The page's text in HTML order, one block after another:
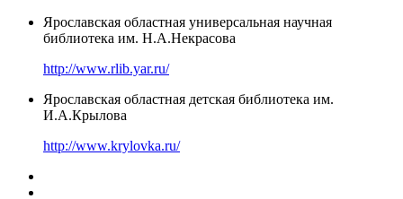
Ярославская областная универсальная научная
библиотека им. Н.А.Некрасова
http://www.rlib.yar.ru/
Ярославская областная детская библиотека им.
И.А.Крылова
http://www.krylovka.ru/